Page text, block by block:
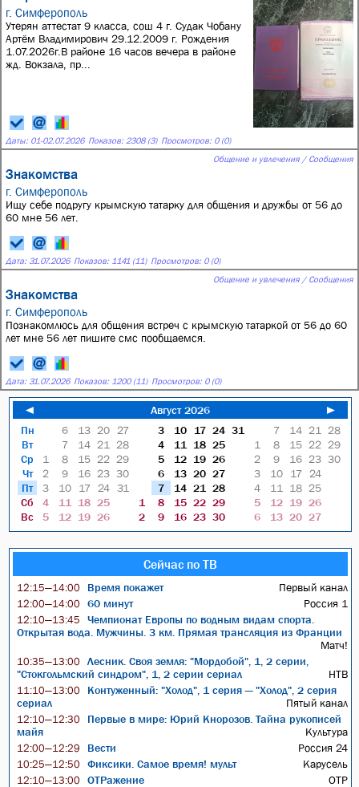
г. Симферополь
Утерян аттестат 9 класса, сош 4 г. Судак Чобану
Артём Владимирович 29.12.2009 г. Рождения
1.07.2026г.В районе 16 часов вечера в районе
жд. Вокзала, пр...
Даты: 01-02.07.2026 Показов: 2308 (3) Просмотров: 0 (0)
Общение и увлечения / Сообщения
Знакомства
г. Симферополь
Ищу себе подругу крымскую татарку для общения и дружбы от 56 до
60 мне 56 лет.
Дата: 31.07.2026 Показов: 1141 (11) Просмотров: 0 (0)
Общение и увлечения / Сообщения
Знакомства
г. Симферополь
Познакомлюсь для общения встреч с крымскую татаркой от 56 до 60
лет мне 56 лет пишите смс пообщаемся.
Дата: 31.07.2026 Показов: 1200 (11) Просмотров: 0 (0)
◄ Август 2026
►
Пн
Вт
Ср
Чт
Пт
Сб
Вс
6 13 20
27
7
14 21
28
1
8 15 22 29
2
9 16 23 30
3
10 17 24 31
4
11 18 25
5
12 19 26
3 10 17 24 31
4
11 18 25
5
12 19 26
6
13 20 27
7
14 21
28
1
8 15 22 29
2
9 16 23 30
7 14 21
28
1
8 15 22 29
2
9 16 23 30
3
10 17
24
4
11 18 25
5
12 19 26
6
13 20 27
Сейчас по ТВ
12:15—14:00 Время покажет Первый канал
12:00—14:00 60 минут Россия 1
12:10—13:45
Чемпионат Европы по водным видам спорта.
Открытая вода. Мужчины. 3 км. Прямая трансляция из Франции
Матч!
10:35—13:00
Лесник. Своя земля: "Мордобой", 1, 2 серии,
"Стокгольмский синдром", 1, 2 серии сериал
НТВ
11:10—13:00
Контуженный: "Холод", 1 серия — "Холод", 2 серия
сериал
Пятый канал
12:10—12:30
Первые в мире: Юрий Кнорозов. Тайна рукописей
майя
Культура
12:00—12:29 Вести Россия 24
10:25—12:50 Фиксики. Самое время! мульт Карусель
12:10—13:00 ОТРажение ОТР